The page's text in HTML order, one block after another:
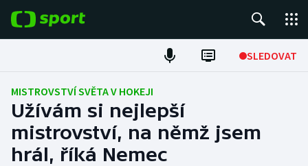
SLEDOVAT
Fotbal
Hokej
Tenis
MISTROVSTVÍ SVĚTA V HOKEJI
Užívám si nejlepší
mistrovství, na němž jsem
hrál, říká Nemec